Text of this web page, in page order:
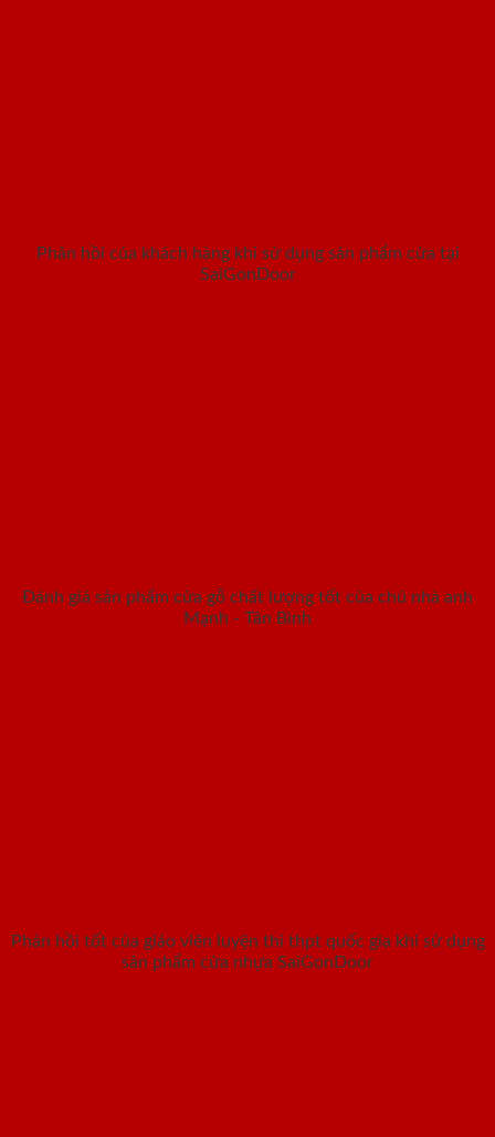
Phản hồi của khách hàng khi sử dụng sản phẩm cửa tại
SaiGonDoor
Đánh giá sản phẩm cửa gỗ chất lượng tốt của chủ nhà anh
Mạnh - Tân Bình
Phản hồi tốt của giáo viên luyện thi thpt quốc gia khi sử dụng
sản phẩm cửa nhựa SaiGonDoor